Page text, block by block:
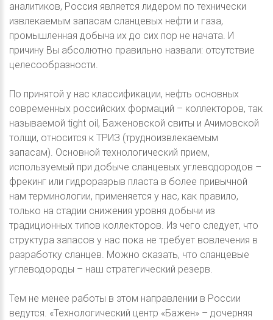
аналитиков, Россия является лидером по технически
извлекаемым запасам сланцевых нефти и газа,
промышленная добыча их до сих пор не начата. И
причину Вы абсолютно правильно назвали: отсутствие
целесообразности.
По принятой у нас классификации, нефть основных
современных российских формаций – коллекторов, так
называемой tight oil, Баженовской свиты и Ачимовской
толщи, относится к ТРИЗ (трудноизвлекаемым
запасам). Основной технологический прием,
используемый при добыче сланцевых углеводородов –
фрекинг или гидроразрыв пласта в более привычной
нам терминологии, применяется у нас, как правило,
только на стадии снижения уровня добычи из
традиционных типов коллекторов. Из чего следует, что
структура запасов у нас пока не требует вовлечения в
разработку сланцев. Можно сказать, что сланцевые
углеводороды – наш стратегический резерв.
Тем не менее работы в этом направлении в России
ведутся. «Технологический центр «Бажен» – дочерняя